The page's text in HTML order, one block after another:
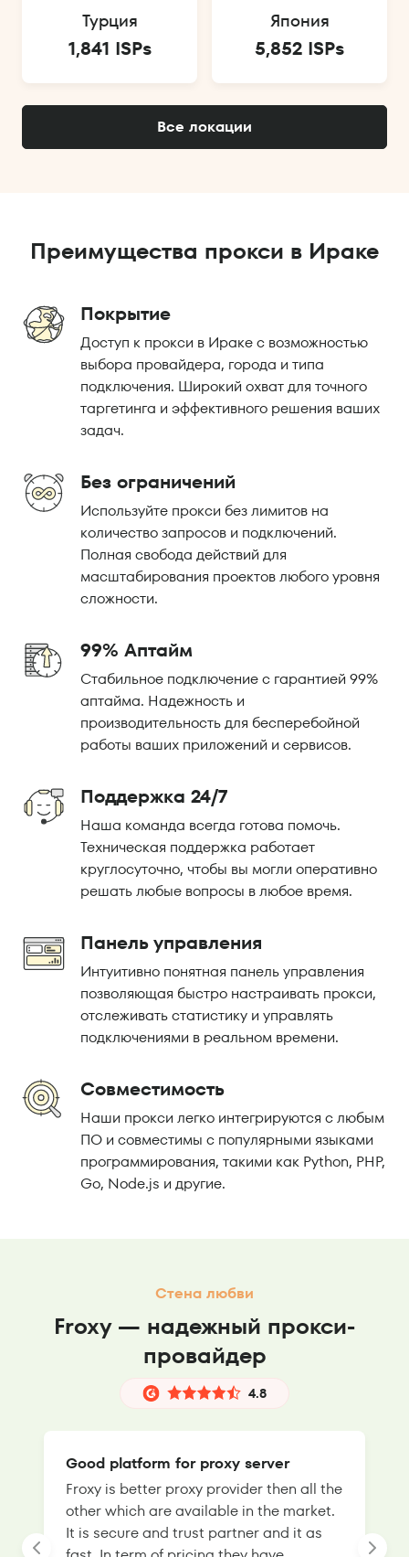
Турция
1,841 ISPs
Япония
5,852 ISPs
Все локации
Преимущества прокси в Ираке
Покрытие
Доступ к прокси в Ираке с возможностью
выбора провайдера, города и типа
подключения. Широкий охват для точного
таргетинга и эффективного решения ваших
задач.
Без ограничений
Используйте прокси без лимитов на
количество запросов и подключений.
Полная свобода действий для
масштабирования проектов любого уровня
сложности.
99% Аптайм
Стабильное подключение с гарантией 99%
аптайма. Надежность и
производительность для бесперебойной
работы ваших приложений и сервисов.
Поддержка 24/7
Наша команда всегда готова помочь.
Техническая поддержка работает
круглосуточно, чтобы вы могли оперативно
решать любые вопросы в любое время.
Панель управления
Интуитивно понятная панель управления
позволяющая быстро настраивать прокси,
отслеживать статистику и управлять
подключениями в реальном времени.
Совместимость
Наши прокси легко интегрируются с любым
ПО и совместимы с популярными языками
программирования, такими как Python, PHP,
Go, Node.js и другие.
Стена любви
Froxy — надежный прокси-
провайдер
4.8
Good platform for proxy server
Froxy is better proxy provider then all the
other which are available in the market.
It is secure and trust partner and it as